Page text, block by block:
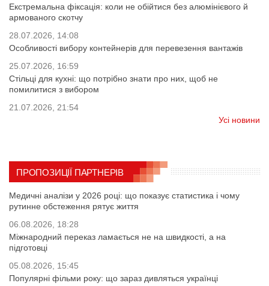
Екстремальна фіксація: коли не обійтися без алюмінієвого й
армованого скотчу
28.07.2026, 14:08
Особливості вибору контейнерів для перевезення вантажів
25.07.2026, 16:59
Стільці для кухні: що потрібно знати про них, щоб не
помилитися з вибором
21.07.2026, 21:54
Усі новини
ПРОПОЗИЦІЇ ПАРТНЕРІВ
Медичні аналізи у 2026 році: що показує статистика і чому
рутинне обстеження рятує життя
06.08.2026, 18:28
Міжнародний переказ ламається не на швидкості, а на
підготовці
05.08.2026, 15:45
Популярні фільми року: що зараз дивляться українці